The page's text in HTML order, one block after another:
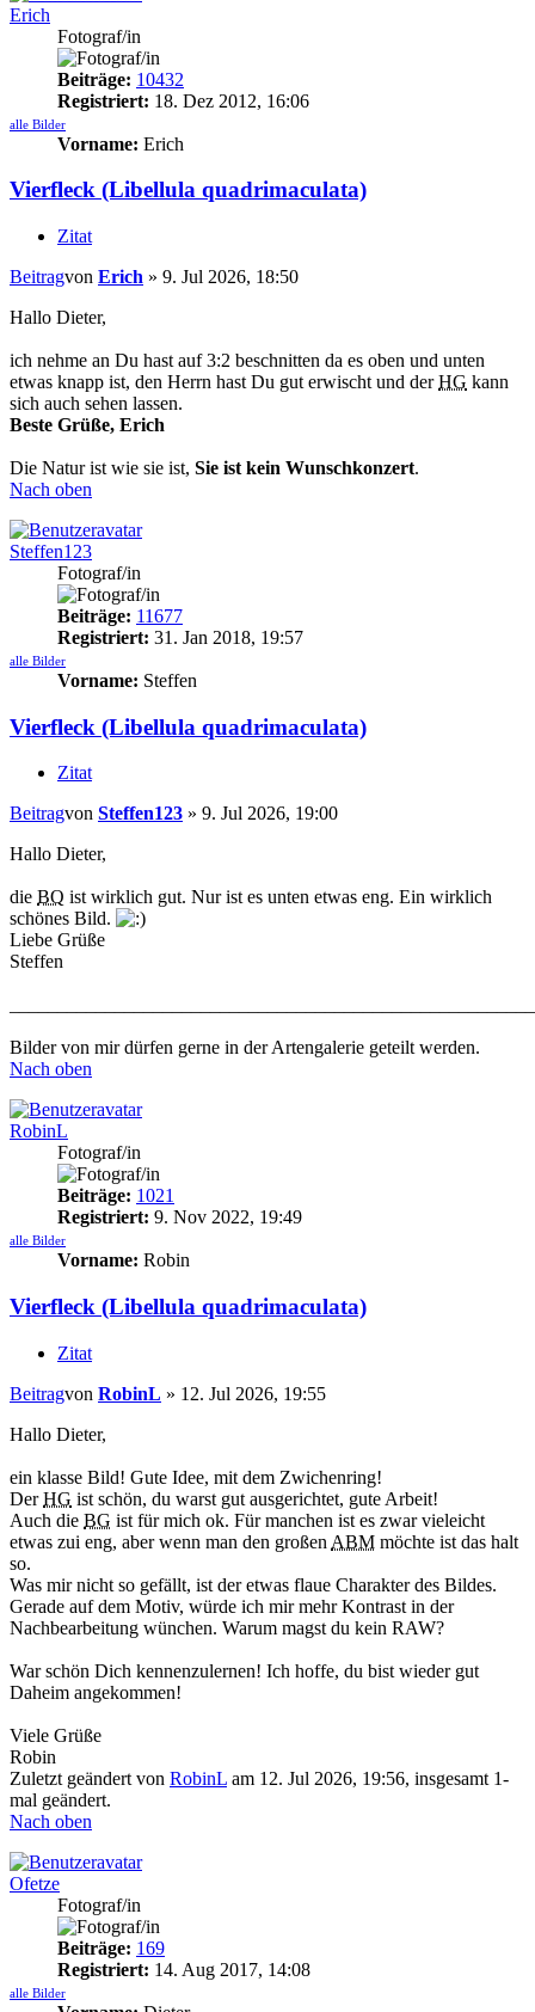
Erich
Fotograf/in
Beiträge: 10432
Registriert: 18. Dez 2012, 16:06
alle Bilder
Vorname: Erich
Vierfleck (Libellula quadrimaculata)
Zitat
Beitragvon Erich » 9. Jul 2026, 18:50
Hallo Dieter,
ich nehme an Du hast auf 3:2 beschnitten da es oben und unten
etwas knapp ist, den Herrn hast Du gut erwischt und derHG kann
sich auch sehen lassen.
Beste Grüße, Erich
Die Natur ist wie sie ist, Sie ist kein Wunschkonzert.
Nach oben
Steffen123
Fotograf/in
Beiträge: 11677
Registriert: 31. Jan 2018, 19:57
alle Bilder
Vorname: Steffen
Vierfleck (Libellula quadrimaculata)
Zitat
Beitragvon Steffen123 » 9. Jul 2026, 19:00
Hallo Dieter,
die BQ ist wirklich gut. Nur ist es unten etwas eng. Ein wirklich
schönes Bild.
Liebe Grüße
Steffen
Bilder von mir dürfen gerne in der Artengalerie geteilt werden.
Nach oben
RobinL
Fotograf/in
Beiträge: 1021
Registriert: 9. Nov 2022, 19:49
alle Bilder
Vorname: Robin
Vierfleck (Libellula quadrimaculata)
Zitat
Beitragvon RobinL » 12. Jul 2026, 19:55
Hallo Dieter,
ein klasse Bild! Gute Idee, mit dem Zwichenring!
DerHG ist schön, du warst gut ausgerichtet, gute Arbeit!
Auch die BG ist für mich ok. Für manchen ist es zwar vieleicht
etwas zui eng, aber wenn man den großen ABM möchte ist das halt
so.
Was mir nicht so gefällt, ist der etwas flaue Charakter des Bildes.
Gerade auf dem Motiv, würde ich mir mehr Kontrast in der
Nachbearbeitung wünchen. Warum magst du kein RAW?
War schön Dich kennenzulernen! Ich hoffe, du bist wieder gut
Daheim angekommen!
Viele Grüße
Robin
Zuletzt geändert von RobinL am 12. Jul 2026, 19:56, insgesamt 1-
mal geändert.
Nach oben
Ofetze
Fotograf/in
Beiträge: 169
Registriert: 14. Aug 2017, 14:08
alle Bilder